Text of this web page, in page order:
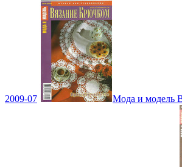
2009-07 Мода и модель